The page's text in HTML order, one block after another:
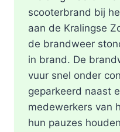
scooterbrand bij
aan de Kralingse
de brandweer
in brand. De
vuur snel onder
geparkeerd naast
medewerkers van
hun pauzes